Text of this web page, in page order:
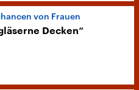
von Frauen
Decken“